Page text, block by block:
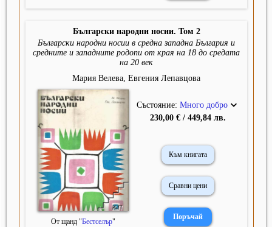
Български народни носии. Том 2
Български народни носии в средна западна България и
средните и западните родопи от края на 18 до средата
на 20 век
Мария Велева, Евгения Лепавцова
От щанд "Бестселър"
Състояние: Много добро
230,00 € / 449,84 лв.
Към книгата
Сравни цени